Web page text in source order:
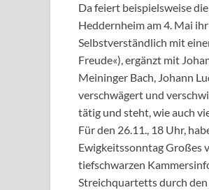
Da feiert beispielsweise
Heddernheim am 4. Mai
Selbstverständlich mit
Freude«), ergänzt mit
Meininger Bach, Johann
verschwägert und
tätig und steht, wie auch
Für den 26.11., 18 Uhr,
Ewigkeitssonntag Großes
tiefschwarzen
Streichquartetts durch